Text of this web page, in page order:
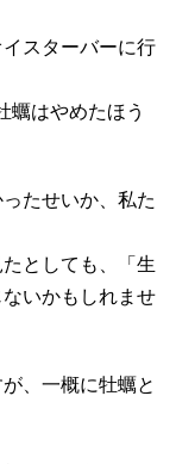
スターバーに行
蠣はやめたほう
たせいか、私た
としても、「生
いかもしれませ
、一概に牡蠣と